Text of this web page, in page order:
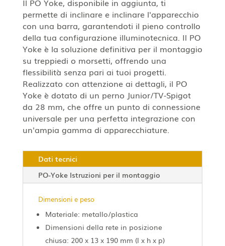
Il PO Yoke, disponibile in aggiunta, ti
permette di inclinare e inclinare l'apparecchio
con una barra, garantendoti il pieno controllo
della tua configurazione illuminotecnica. Il PO
Yoke è la soluzione definitiva per il montaggio
su treppiedi o morsetti, offrendo una
flessibilità senza pari ai tuoi progetti.
Realizzato con attenzione ai dettagli, il PO
Yoke è dotato di un perno Junior/TV-Spigot
da 28 mm, che offre un punto di connessione
universale per una perfetta integrazione con
un'ampia gamma di apparecchiature.
Dati tecnici
PO-Yoke Istruzioni per il montaggio
Dimensioni e peso
Materiale: metallo/plastica
Dimensioni della rete in posizione
chiusa: 200 x 13 x 190 mm (l x h x p)